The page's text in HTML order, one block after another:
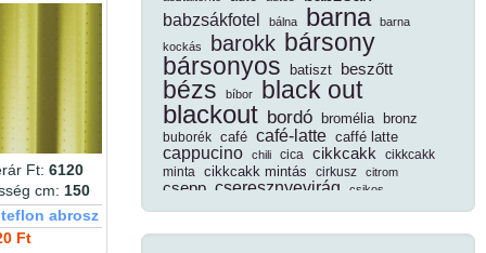
Ft:6120
cm: 150
abrosz
Ft
babzsákfotel bálna barna
barna
kockás
barokk bársony
bársonyos
batiszt beszőtt
bézs bíbor black out
blackout bordó bromélia bronz
buborék café café-latte caffé latte
cappucino chili cica cikkcakk
cikkcakk
minta
cikkcakk mintás cirkusz citrom
csepp cseresznyevirág csikos
csíkos csillogó csoki damaszt
daru dekor denim diagonál dim out